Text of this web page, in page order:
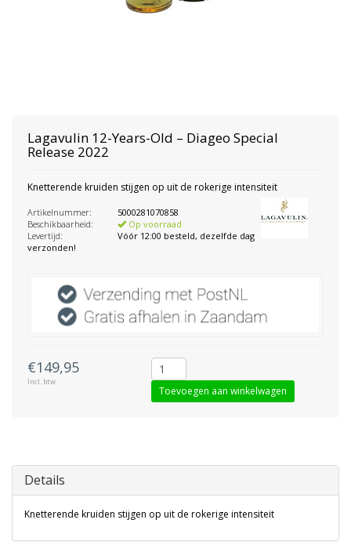
Lagavulin 12-Years-Old – Diageo Special
Release 2022
Knetterende kruiden stijgen op uit de rokerige intensiteit
Artikelnummer:
5000281070858
Beschikbaarheid:
Op voorraad
Levertijd:
Vóór 12:00 besteld, dezelfde dag
verzonden!
€149,95
Incl. btw
Toevoegen aan winkelwagen
Details
Knetterende kruiden stijgen op uit de rokerige intensiteit